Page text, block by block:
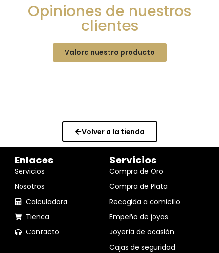
Opiniones de nuestros
clientes
Valora nuestro producto
Volver a la tienda
Enlaces
Servicios
Nosotros
Calculadora
Tienda
Contacto
Servicios
Compra de Oro
Compra de Plata
Recogida a domicilio
Empeño de joyas
Joyería de ocasión
Cajas de seguridad